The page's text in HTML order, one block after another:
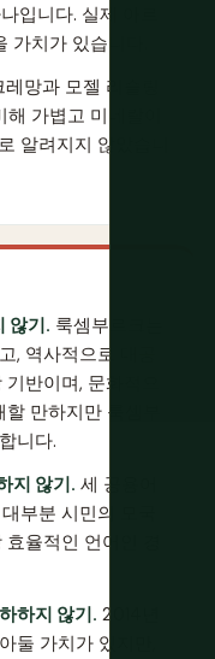
입니다. 실제 아르
치가 있습니다.
망과 모젤 리슬링
가볍고 미네랄이
알려지지 않았습니
않기. 룩셈부르크는
, 역사적으로 대공
반이며, 문화적으
만하지만 룩셈부
니다.
지 않기. 세 공용어
부분 시민의 모국
율적인 언어인 경
하지 않기. 2014년
둘 가치가 있지만,